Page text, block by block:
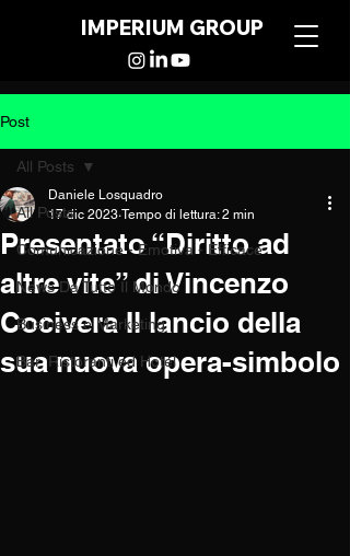
IMPERIUM GROUP
Post
All Posts
Comunicazione - Emotiva - Efficace
News Da Tutto Il Mondo
Business e Marketing
Bar, Ristoranti ed Hotel
All Posts
Presentato “Diritto ad
altre vite” di Vincenzo
Cocivera Il lancio della
sua nuova opera-simbolo
Daniele Losquadro
17 dic 2023 Tempo di lettura: 2 min